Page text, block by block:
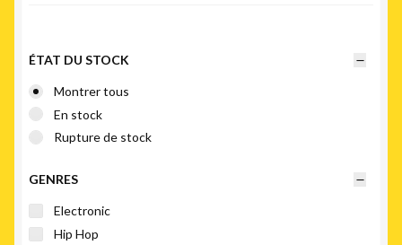
ÉTAT DU STOCK
Montrer tous
En stock
Rupture de stock
GENRES
Electronic
Hip Hop